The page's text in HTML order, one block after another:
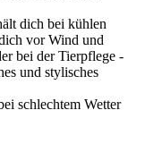
dich bei kühlen
vor Wind und
bei der Tierpflege -
und stylisches
schlechtem Wetter